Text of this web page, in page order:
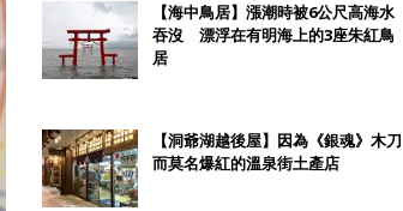
【海中鳥居】漲潮時被6公尺高海水
吞沒 漂浮在有明海上的3座朱紅鳥
居
【洞爺湖越後屋】因為《銀魂》木刀
而莫名爆紅的溫泉街土產店